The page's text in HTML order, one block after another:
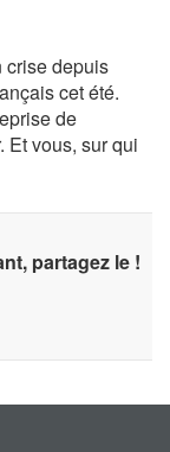
crise depuis
cet été.
de
Et vous, sur qui
partagez le !